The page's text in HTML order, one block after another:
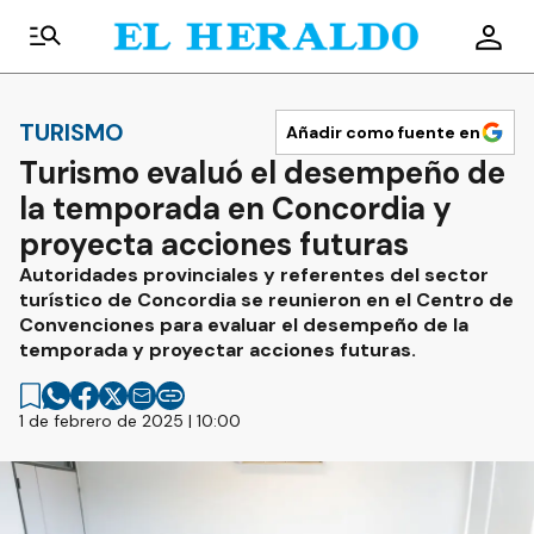
TURISMO Añadir como fuente en
Turismo evaluó el desempeño de
la temporada en Concordia y
proyecta acciones futuras
Autoridades provinciales y referentes del sector
turístico de Concordia se reunieron en el Centro de
Convenciones para evaluar el desempeño de la
temporada y proyectar acciones futuras.
1 de febrero de 2025 | 10:00